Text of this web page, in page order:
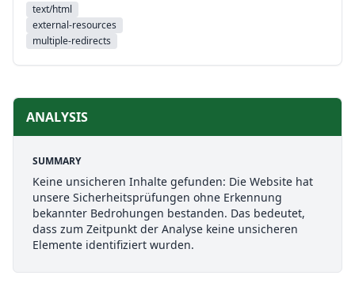
text/html
external-resources
multiple-redirects
ANALYSIS
SUMMARY
Keine unsicheren Inhalte gefunden: Die Website hat
unsere Sicherheitsprüfungen ohne Erkennung
bekannter Bedrohungen bestanden. Das bedeutet,
dass zum Zeitpunkt der Analyse keine unsicheren
Elemente identifiziert wurden.